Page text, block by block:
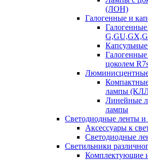
(ЛОН)
Галогенные и
цоколем
лампы
Линейные
лампы
Светодиодные ленты и
Аксессуары к
Светодиодные
Светильники
Комплектующие